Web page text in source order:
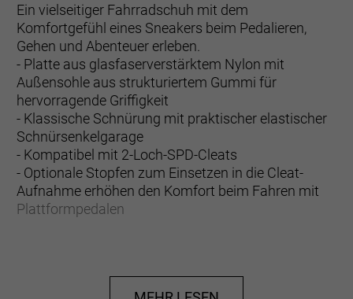
Ein vielseitiger Fahrradschuh mit dem
Komfortgefühl eines Sneakers beim Pedalieren,
Gehen und Abenteuer erleben.
- Platte aus glasfaserverstärktem Nylon mit
Außensohle aus strukturiertem Gummi für
hervorragende Griffigkeit
- Klassische Schnürung mit praktischer elastischer
Schnürsenkelgarage
- Kompatibel mit 2-Loch-SPD-Cleats
- Optionale Stopfen zum Einsetzen in die Cleat-
Aufnahme erhöhen den Komfort beim Fahren mit
Plattformpedalen
- Fasergehalt (oben): 60,9% Polyester, 37,1% PU, 2%